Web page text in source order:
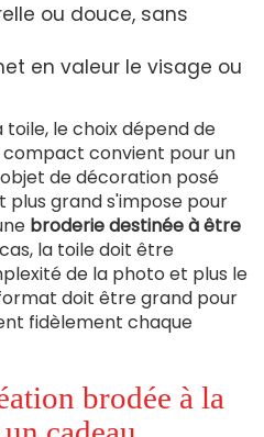
ou douce, sans
en valeur le visage ou
toile, le choix dépend de
convient pour un
de décoration posé
plus grand s'impose pour
broderie destinée à être
la toile doit être
de la photo et plus le
doit être grand pour
fidèlement chaque
brodée à la